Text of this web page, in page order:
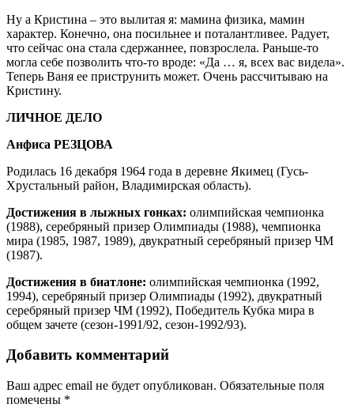
Ну а Кристина – это вылитая я: мамина физика, мамин
характер. Конечно, она посильнее и поталантливее. Радует,
что сейчас она стала сдержаннее, повзрослела. Раньше-то
могла себе позволить что-то вроде: «Да … я, всех вас видела».
Теперь Ваня ее приструнить может. Очень рассчитываю на
Кристину.
ЛИЧНОЕ ДЕЛО
Анфиса РЕЗЦОВА
Родилась 16 декабря 1964 года в деревне Якимец (Гусь-
Хрустальный район, Владимирская область).
Достижения в лыжных гонках: олимпийская чемпионка
(1988), серебряный призер Олимпиады (1988), чемпионка
мира (1985, 1987, 1989), двукратный серебряный призер ЧМ
(1987).
Достижения в биатлоне: олимпийская чемпионка (1992,
1994), серебряный призер Олимпиады (1992), двукратный
серебряный призер ЧМ (1992), Победитель Кубка мира в
общем зачете (сезон-1991/92, сезон-1992/93).
Добавить комментарий
Ваш адрес email не будет опубликован. Обязательные поля
помечены *